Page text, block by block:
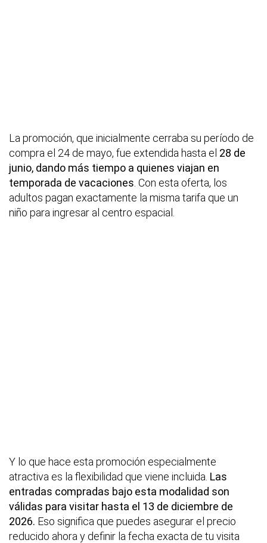
La promoción, que inicialmente cerraba su período de
compra el 24 de mayo, fue extendida hasta el 28 de
junio, dando más tiempo a quienes viajan en
temporada de vacaciones . Con esta oferta, los
adultos pagan exactamente la misma tarifa que un
niño para ingresar al centro espacial.
Y lo que hace esta promoción especialmente
atractiva es la flexibilidad que viene incluida. Las
entradas compradas bajo esta modalidad son
válidas para visitar hasta el 13 de diciembre de
2026. Eso significa que puedes asegurar el precio
reducido ahora y definir la fecha exacta de tu visita